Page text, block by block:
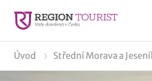
Úvod Střední Morava a